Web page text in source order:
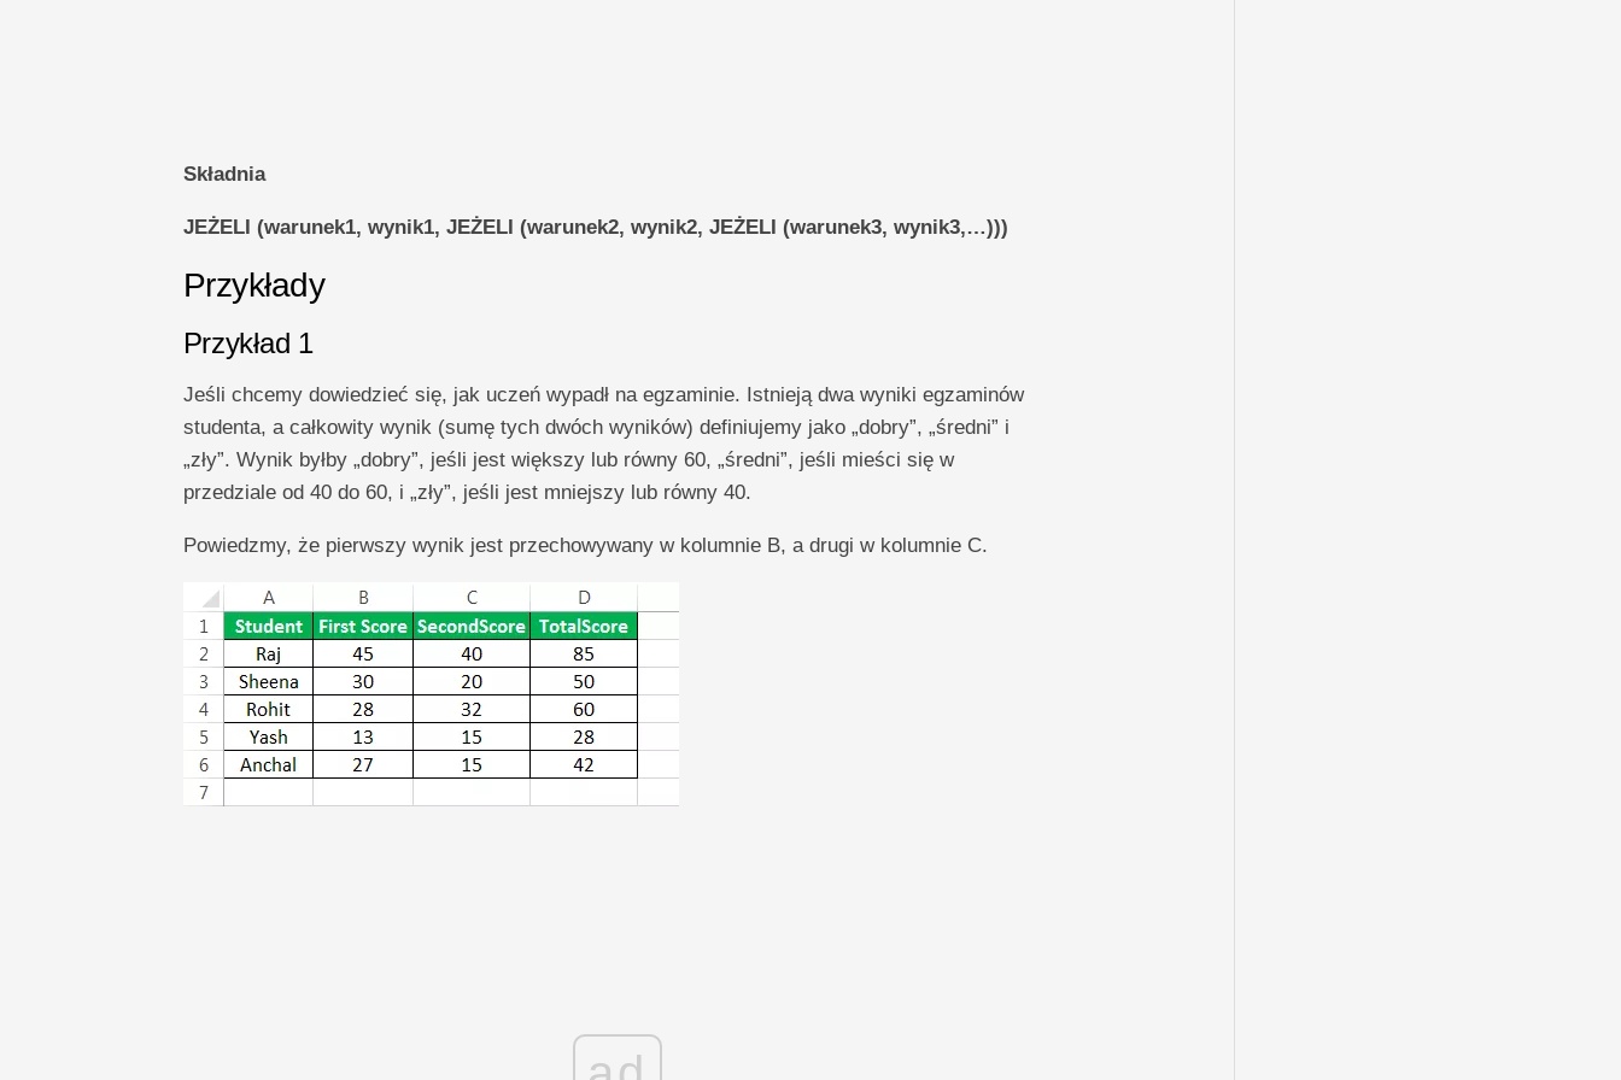
Składnia
JEŻELI (warunek1, wynik1, JEŻELI (warunek2, wynik2, JEŻELI (warunek3, wynik3,…)))
Przykłady
Przykład 1
Jeśli chcemy dowiedzieć się, jak uczeń wypadł na egzaminie. Istnieją dwa wyniki egzaminów
studenta, a całkowity wynik (sumę tych dwóch wyników) definiujemy jako „dobry”, „średni” i
„zły”. Wynik byłby „dobry”, jeśli jest większy lub równy 60, „średni”, jeśli mieści się w
przedziale od 40 do 60, i „zły”, jeśli jest mniejszy lub równy 40.
Powiedzmy, że pierwszy wynik jest przechowywany w kolumnie B, a drugi w kolumnie C.